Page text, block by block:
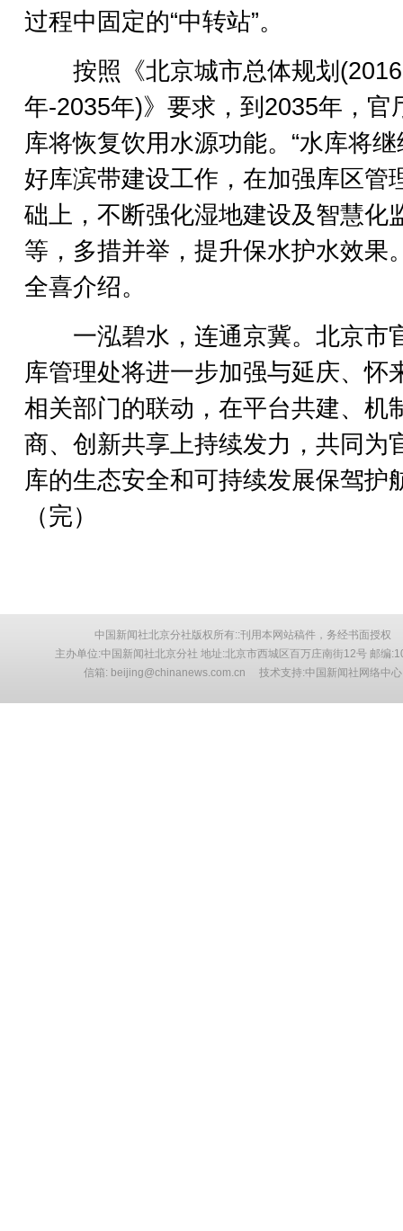
过程中固定的“中转站”。
按照《北京城市总体规划(2016
年-2035年)》要求，到2035年，官
库将恢复饮用水源功能。“水库将
好库滨带建设工作，在加强库区管
础上，不断强化湿地建设及智慧化
等，多措并举，提升保水护水效果
全喜介绍。
一泓碧水，连通京冀。北京市
库管理处将进一步加强与延庆、怀
相关部门的联动，在平台共建、机
商、创新共享上持续发力，共同为
库的生态安全和可持续发展保驾护
（完）
中国新闻社北京分社版权所有::刊用本网站稿件，务经书面授权
主办单位:中国新闻社北京分社 地址:北京市西城区百万庄南街12号 邮编
信箱: beijing@chinanews.com.cn 技术支持:中国新闻社网络中心